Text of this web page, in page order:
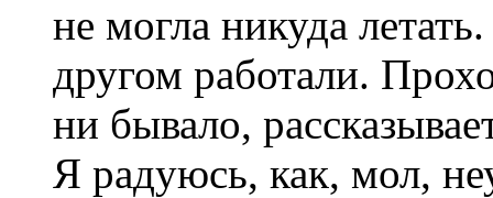
не могла никуда
другом работали.
ни бывало,
Я радуюсь, как, мол,